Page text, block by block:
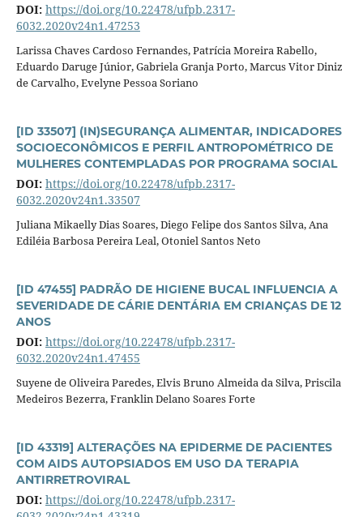
DOI: https://doi.org/10.22478/ufpb.2317-
6032.2020v24n1.47253
Larissa Chaves Cardoso Fernandes, Patrícia Moreira Rabello,
Eduardo Daruge Júnior, Gabriela Granja Porto, Marcus Vitor Diniz
de Carvalho, Evelyne Pessoa Soriano
[ID 33507] (IN)SEGURANÇA ALIMENTAR, INDICADORES
SOCIOECONÔMICOS E PERFIL ANTROPOMÉTRICO DE
MULHERES CONTEMPLADAS POR PROGRAMA SOCIAL
DOI: https://doi.org/10.22478/ufpb.2317-
6032.2020v24n1.33507
Juliana Mikaelly Dias Soares, Diego Felipe dos Santos Silva, Ana
Ediléia Barbosa Pereira Leal, Otoniel Santos Neto
[ID 47455] PADRÃO DE HIGIENE BUCAL INFLUENCIA A
SEVERIDADE DE CÁRIE DENTÁRIA EM CRIANÇAS DE 12
ANOS
DOI: https://doi.org/10.22478/ufpb.2317-
6032.2020v24n1.47455
Suyene de Oliveira Paredes, Elvis Bruno Almeida da Silva, Priscila
Medeiros Bezerra, Franklin Delano Soares Forte
[ID 43319] ALTERAÇÕES NA EPIDERME DE PACIENTES
COM AIDS AUTOPSIADOS EM USO DA TERAPIA
ANTIRRETROVIRAL
DOI: https://doi.org/10.22478/ufpb.2317-